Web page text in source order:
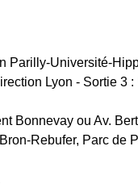
Parilly-Université-
Lyon - Sortie 3
Bonnevay ou Av.
Rebufer, Parc de